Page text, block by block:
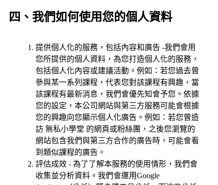
四、我們如何使用您的個人資料
提供個人化的服務，包括內容和廣告 -我們會用
您所提供的個人資料，為您打造個人化的服務，
包括個人化內容或建議活動。例如：若您過去曾
參與某一系列課程，代表您對該課程有興趣，當
該課程有最新消息，我們會優先知會予您。依據
您的設定，本公司網站與第三方服務可能會根據
您的興趣向您顯示個人化廣告。例如：若您曾造
訪 無私小學堂 的網頁或粉絲團，之後您瀏覽的
網站包含我們與第三方合作的廣告時，可能會看
到類似課程的廣告。
評估成效 - 為了了解本服務的使用情形，我們會
收集並分析資料。我們會運用Google